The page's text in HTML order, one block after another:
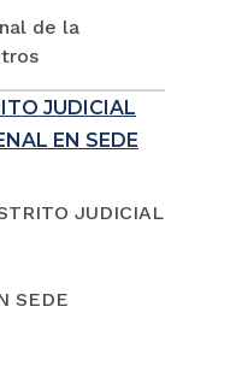
de la
JUDICIAL
EN SEDE
JUDICIAL
SEDE